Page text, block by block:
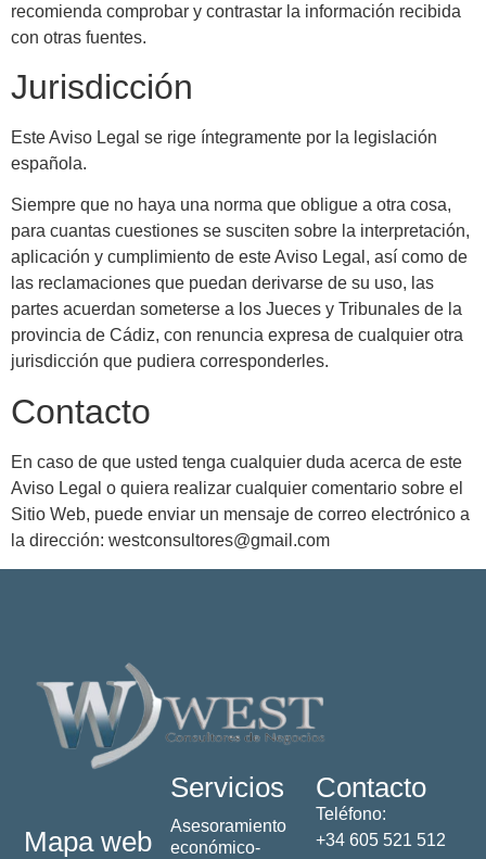
recomienda comprobar y contrastar la información recibida
con otras fuentes.
Jurisdicción
Este Aviso Legal se rige íntegramente por la legislación
española.
Siempre que no haya una norma que obligue a otra cosa,
para cuantas cuestiones se susciten sobre la interpretación,
aplicación y cumplimiento de este Aviso Legal, así como de
las reclamaciones que puedan derivarse de su uso, las
partes acuerdan someterse a los Jueces y Tribunales de la
provincia de Cádiz, con renuncia expresa de cualquier otra
jurisdicción que pudiera corresponderles.
Contacto
En caso de que usted tenga cualquier duda acerca de este
Aviso Legal o quiera realizar cualquier comentario sobre el
Sitio Web, puede enviar un mensaje de correo electrónico a
la dirección: westconsultores@gmail.com
Mapa web
Servicios
Asesoramiento
económico-
Contacto
Teléfono:
+34605 521 512